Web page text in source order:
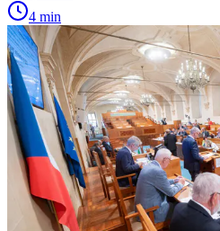
4 min